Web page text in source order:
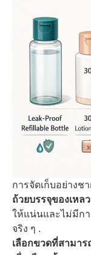
การจัดเก็บอย่างช
ถ้วยบรรจุของเหล
ให้แน่นและไม่มีก
จริง ๆ .
เลือกขวดที่สามา